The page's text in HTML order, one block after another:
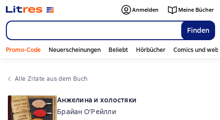
Finden
Anmelden Meine Bücher
Promo-Code Neuerscheinungen Beliebt Hörbücher Comics und
Alle Zitate aus dem Buch
Анжелина и холостяки
Брайан О'Рейлли